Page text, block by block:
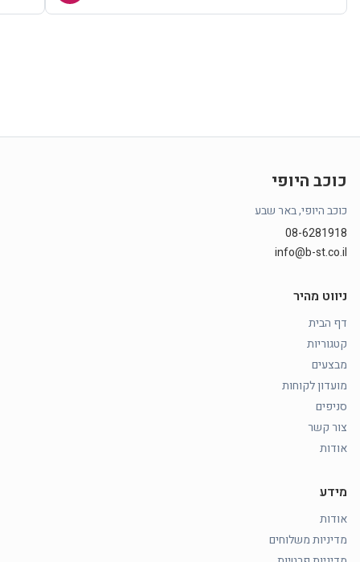
כוכב היופי
כוכב היופי, באר שבע
08-6281918
info@b-st.co.il
ניווט מהיר
דף הבית
קטגוריות
מבצעים
מועדון לקוחות
סניפים
צור קשר
אודות
מידע
אודות
מדיניות משלוחים